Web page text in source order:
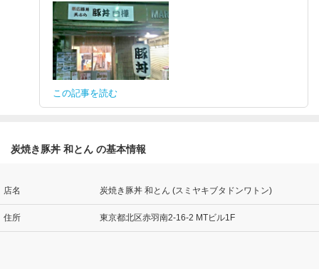
この記事を読む
炭焼き豚丼 和とん の基本情報
店名 炭焼き豚丼 和とん (スミヤキブタドンワトン)
住所 東京都北区赤羽南2-16-2 MTビル1F